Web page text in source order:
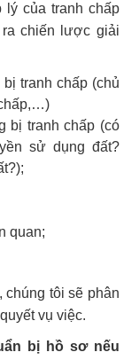
lý của tranh chấp
chiến lược giải
tranh chấp (chủ
bị tranh chấp (có
sử dụng đất?
quan;
chúng tôi sẽ phân
vụ việc.
bị hồ sơ nếu